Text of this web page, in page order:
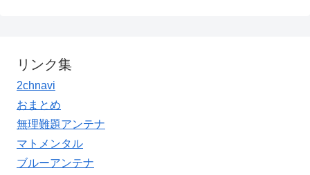
リンク集
2chnavi
おまとめ
無理難題アンテナ
マトメンタル
ブルーアンテナ